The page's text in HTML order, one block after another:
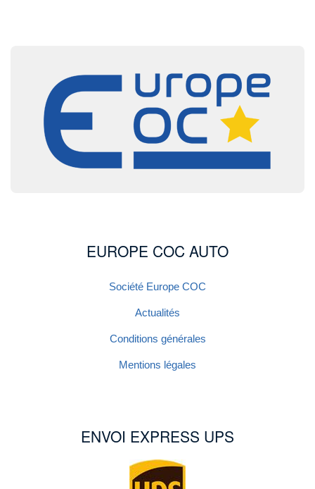
EUROPE COC AUTO
Société Europe COC
Actualités
Conditions générales
Mentions légales
ENVOI EXPRESS UPS